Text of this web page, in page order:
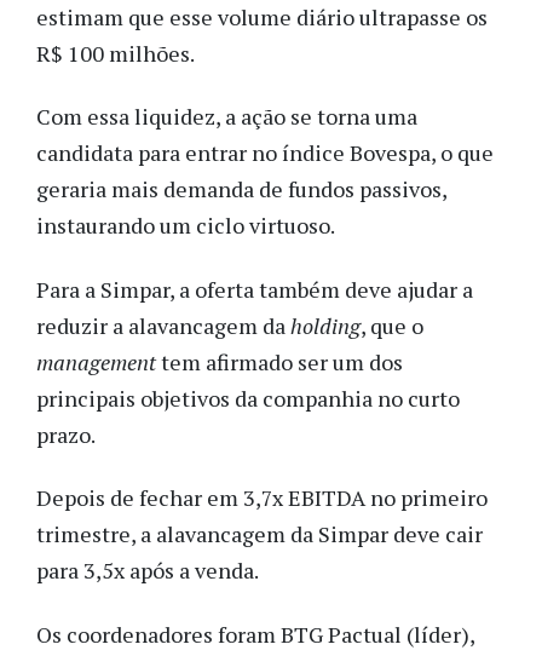
estimam que esse volume diário ultrapasse os
R$ 100 milhões.
Com essa liquidez, a ação se torna uma
candidata para entrar no índice Bovespa, o que
geraria mais demanda de fundos passivos,
instaurando um ciclo virtuoso.
Para a Simpar, a oferta também deve ajudar a
reduzir a alavancagem da holding, que o
managementtem afirmado ser um dos
principais objetivos da companhia no curto
prazo.
Depois de fechar em 3,7x EBITDA no primeiro
trimestre, a alavancagem da Simpar deve cair
para 3,5x após a venda.
Os coordenadores foram BTG Pactual (líder),